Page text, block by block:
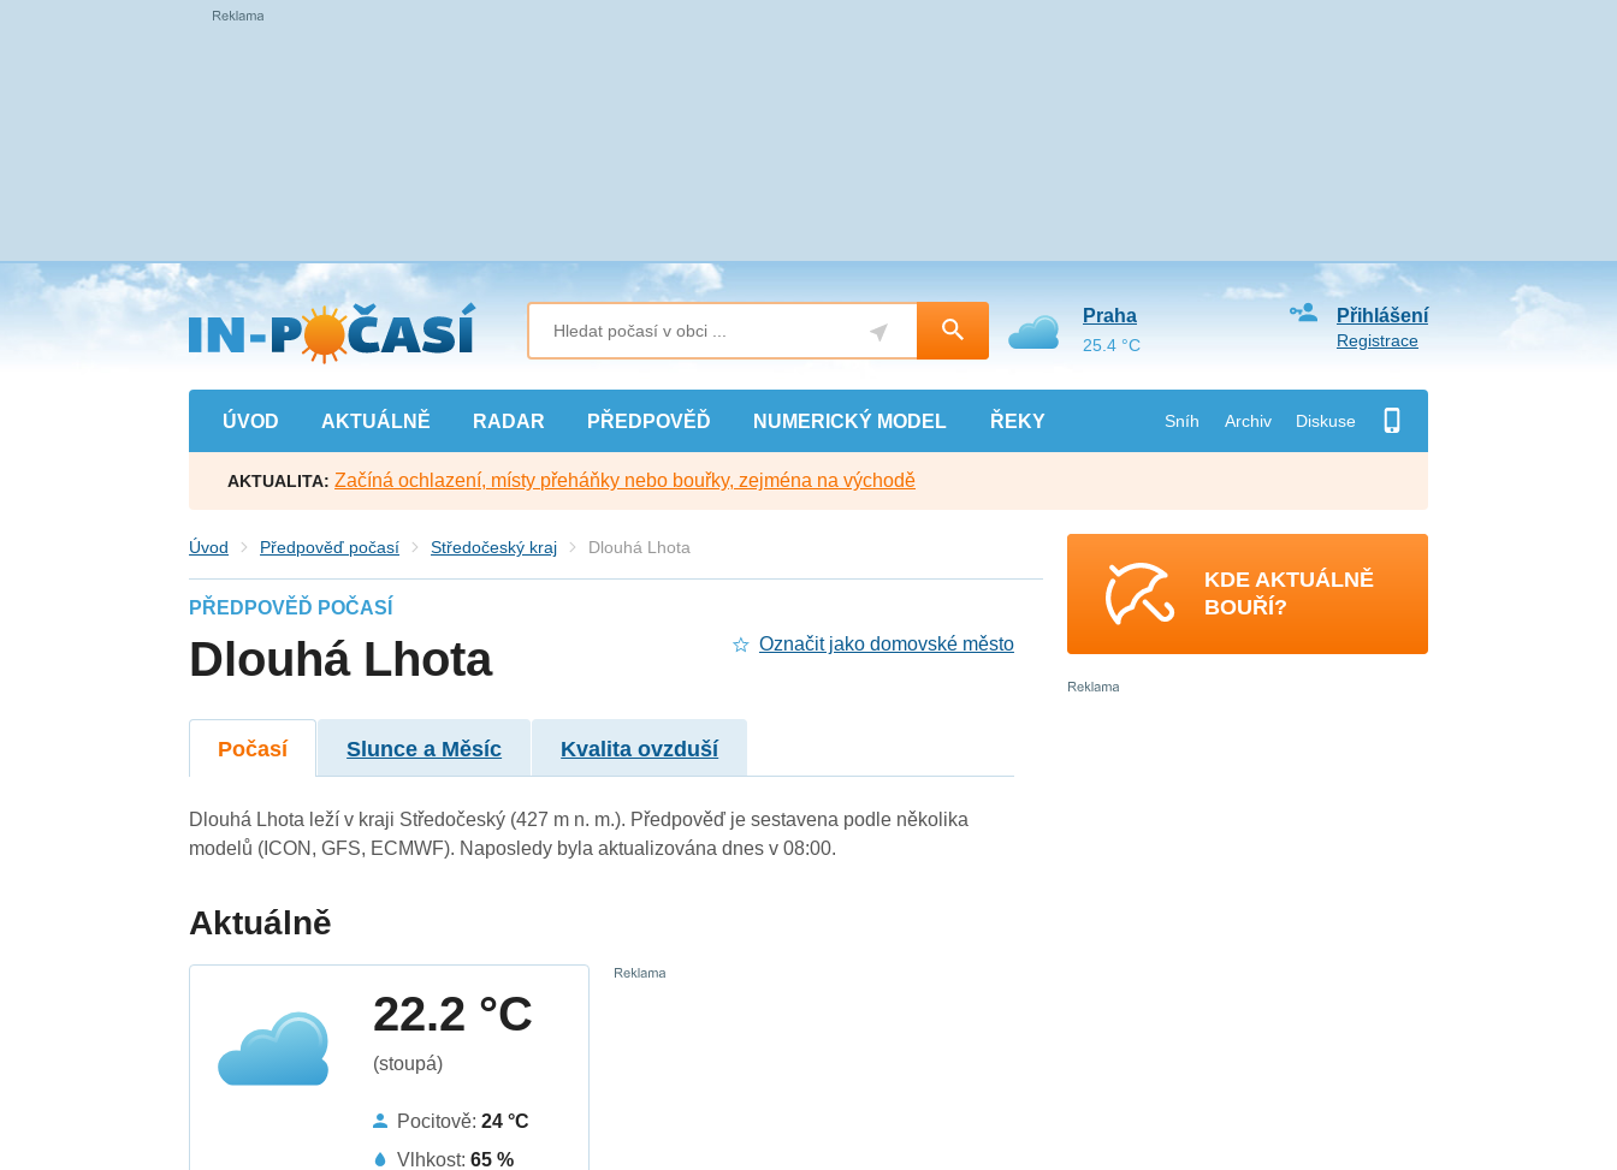
Přejít
na
hlavní
obsah
ÚVOD AKTUÁLNĚ RADAR PŘEDPOVĚĎ NUMERICKÝ MODEL ŘEKY Sníh Archiv Diskuse
Přihlášení
Registrace
Praha
25.4 °C
AKTUALITA: Začíná ochlazení, místy přeháňky nebo bouřky, zejména na východě
Úvod Předpověď počasí Středočeský kraj Dlouhá Lhota
PŘEDPOVĚĎ POČASÍ
Dlouhá Lhota Označit jako domovské město
Počasí Slunce a Měsíc Kvalita ovzduší
Dlouhá Lhota leží v kraji Středočeský (427 m n. m.). Předpověď je sestavena podle několika
modelů (ICON, GFS, ECMWF). Naposledy byla aktualizována dnes v 08:00.
Aktuálně
22.2 °C
(stoupá)
Pocitově:24 °C
Vlhkost:65 %
KDE AKTUÁLNĚ
BOUŘÍ?